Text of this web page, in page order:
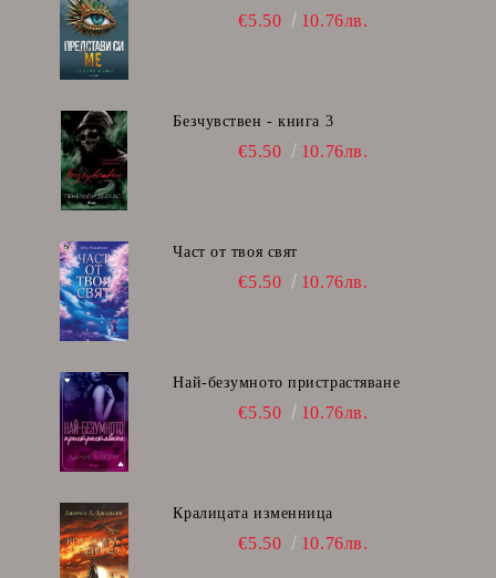
€5.50 10.76лв.
Безчувствен - книга 3
€5.50 10.76лв.
Част от твоя свят
€5.50 10.76лв.
Най-безумното пристрастяване
€5.50 10.76лв.
Кралицата изменница
€5.50 10.76лв.